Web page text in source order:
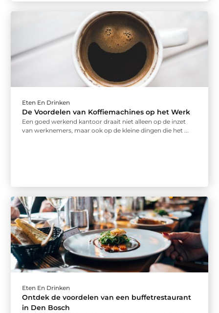
Eten En Drinken
De Voordelen van Koffiemachines op het Werk
Een goed werkend kantoor draait niet alleen op de inzet
van werknemers, maar ook op de kleine dingen die het ...
Eten En Drinken
Ontdek de voordelen van een buffetrestaurant
in Den Bosch